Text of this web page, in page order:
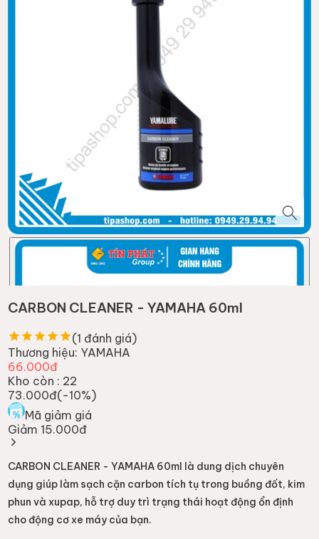
CARBON CLEANER - YAMAHA 60ml
(1 đánh giá)
Thương hiệu: YAMAHA
66.000đ
Kho còn : 22
73.000đ(-10%)
Mã giảm giá
Giảm 15.000đ
CARBON CLEANER - YAMAHA 60ml là dung dịch chuyên
dụng giúp làm sạch cặn carbon tích tụ trong buồng đốt, kim
phun và xupap, hỗ trợ duy trì trạng thái hoạt động ổn định
cho động cơ xe máy của bạn.